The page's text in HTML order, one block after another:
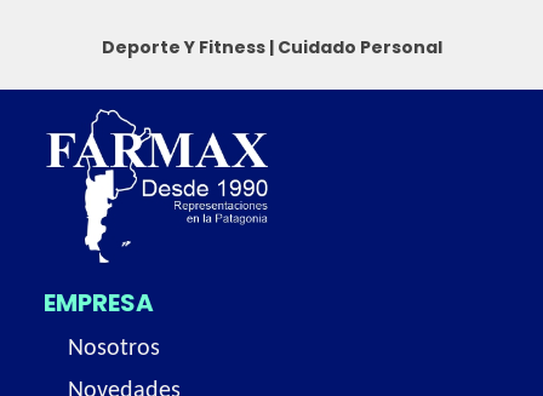
Deporte Y Fitness| Cuidado Personal
EMPRESA
Nosotros